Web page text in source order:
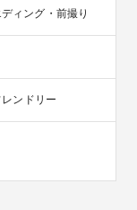
ィング・前撮り
ンドリー